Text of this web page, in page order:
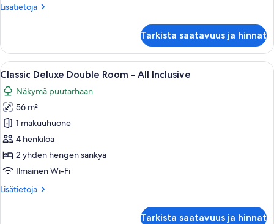
Lisätietoja
Lisätietoja
grand-
huone
Tarkista saatavuus ja hinnat
Avaa
kaikki
huonetyypin
Classic
Deluxe
Double
Room
-
Inclusive
Hotellihuone, jossa on kaksi
7
Classic Deluxe Double Room - All Inclusive
Näkymä puutarhaan
56 m²
1 makuuhuone
4 henkilöä
2 yhden hengen sänkyä
Ilmainen Wi-Fi
Lisätietoja
Lisätietoja
Tarkista saatavuus ja hinnat